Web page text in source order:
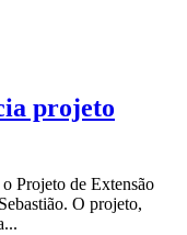
projeto
Projeto de Extensão
O projeto,